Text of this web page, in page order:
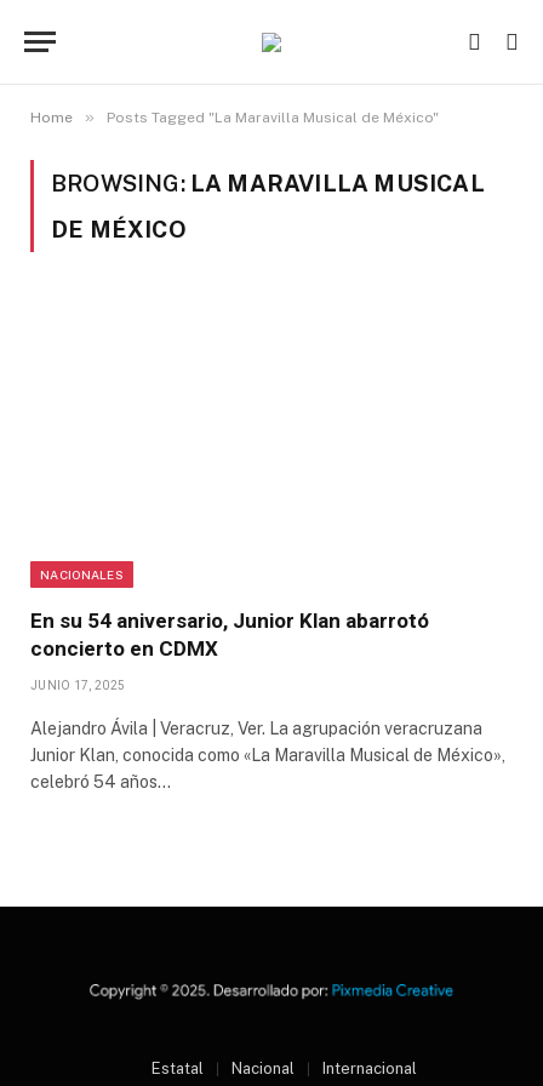
Home » Posts Tagged "La Maravilla Musical de México"
BROWSING: LA MARAVILLA MUSICAL
DE MÉXICO
NACIONALES
En su 54 aniversario, Junior Klan abarrotó
concierto en CDMX
JUNIO 17, 2025
Alejandro Ávila | Veracruz, Ver. La agrupación veracruzana
Junior Klan, conocida como «La Maravilla Musical de México»,
celebró 54 años…
Estatal Nacional Internacional